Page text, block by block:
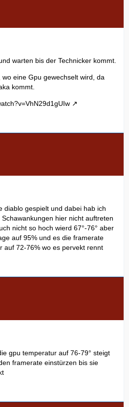
warten bis der Technicker kommt.
eine Gpu gewechselt wird, da
kommt.
diablo gespielt und dabei hab ich
hier nicht auftreten
nicht so hoch wierd 67°-76° aber
auf 95% und es die framerate
auf 72-76% wo es pervekt rennt
gpu temperatur auf 76-79° steigt
framerate einstürzen bis sie